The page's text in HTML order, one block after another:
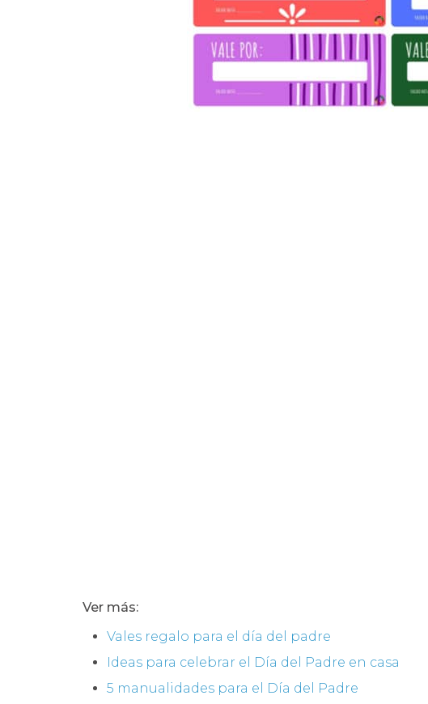
Ver más:
Vales regalo para el día del padre
Ideas para celebrar el Día del Padre en casa
5 manualidades para el Día del Padre